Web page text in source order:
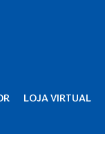
LOJA VIRTUAL